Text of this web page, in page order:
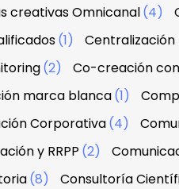
creativas Omnicanal(4)
(1) Centralización
(2) Co-creación
marca blanca(1)
Corporativa(4)
y RRPP (2)
(8) Consultoría